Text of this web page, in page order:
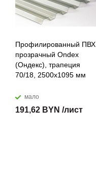
Профилированный ПВХ
прозрачный Ondex
(Ондекс), трапеция
70/18, 2500х1095 мм
мало
191,62 BYN /лист